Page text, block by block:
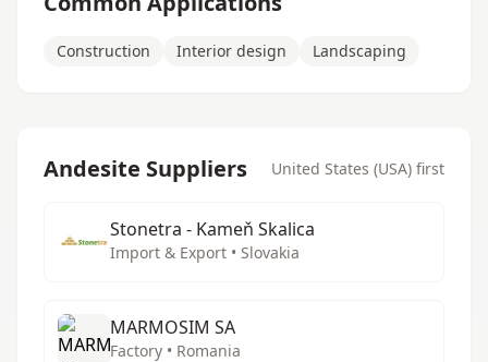
Construction Interior design Landscaping
Andesite Suppliers United States (USA) first
Stonetra - Kameň Skalica
Import & Export • Slovakia
MARMOSIM SA
Factory • Romania